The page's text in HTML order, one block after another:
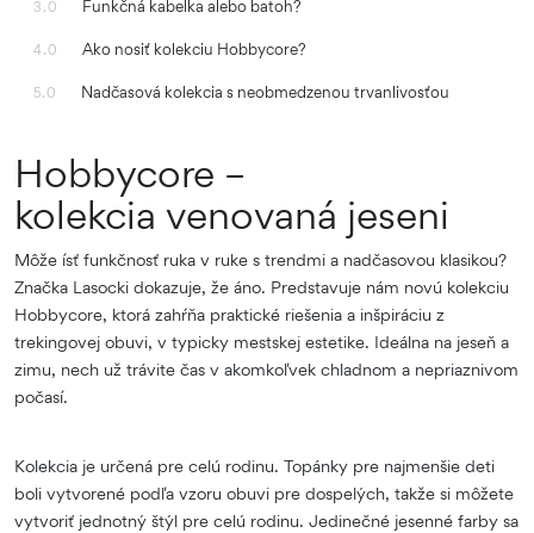
3.0 Funkčná kabelka alebo batoh?
4.0 Ako nosiť kolekciu Hobbycore?
5.0 Nadčasová kolekcia s neobmedzenou trvanlivosťou
Hobbycore –
kolekcia venovaná jeseni
Môže ísť funkčnosť ruka v ruke s trendmi a nadčasovou klasikou?
Značka Lasocki dokazuje, že áno. Predstavuje nám novú kolekciu
Hobbycore, ktorá zahŕňa praktické riešenia a inšpiráciu z
trekingovej obuvi, v typicky mestskej estetike. Ideálna na jeseň a
zimu, nech už trávite čas v akomkoľvek chladnom a nepriaznivom
počasí.
Kolekcia je určená pre celú rodinu. Topánky pre najmenšie deti
boli vytvorené podľa vzoru obuvi pre dospelých, takže si môžete
vytvoriť jednotný štýl pre celú rodinu. Jedinečné jesenné farby sa